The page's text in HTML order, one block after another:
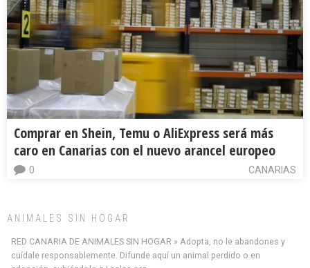
Comprar en Shein, Temu o AliExpress será más
caro en Canarias con el nuevo arancel europeo
CANARIAS
0
ANIMALES SIN HOGAR
RED CANARIA DE ANIMALES SIN HOGAR » Adopta, no le abandones y
cuídale responsablemente. Difunde aquí un animal perdido o en